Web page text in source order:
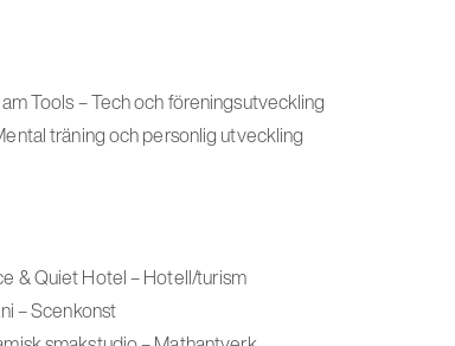
Tools – Tech och föreningsutveckling
träning och personlig utveckling
& Quiet Hotel – Hotell/turism
– Scenkonst